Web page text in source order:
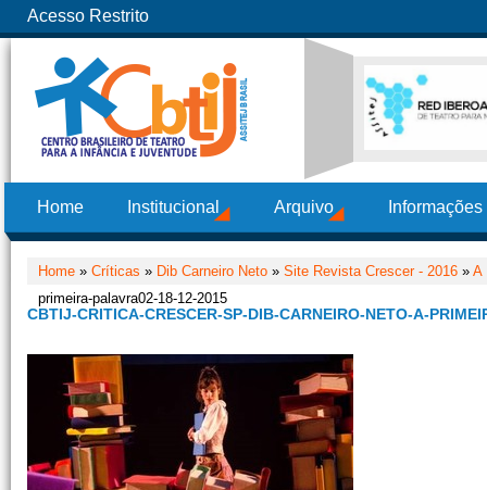
Acesso Restrito
Home Institucional Arquivo
Home » Críticas » Dib Carneiro Neto » Site Revista Crescer - 2016 » A
primeira-palavra02-18-12-2015
CBTIJ-CRITICA-CRESCER-SP-DIB-CARNEIRO-NETO-A-